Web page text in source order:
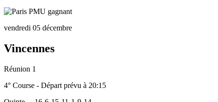
vendredi 05 décembre
Vincennes
Réunion 1
4° Course - Départ prévu à 20:15